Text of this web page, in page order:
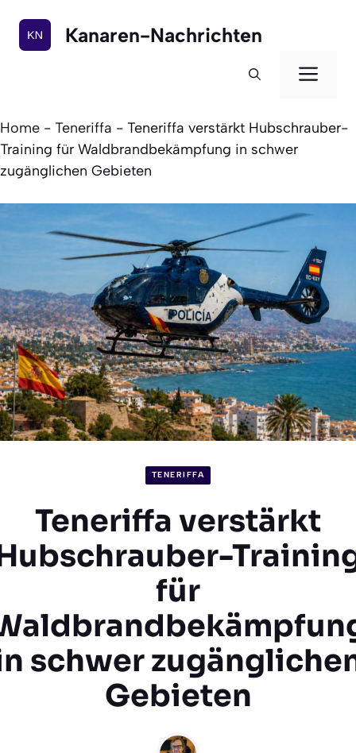
Inhalt
springen
Kanaren-Nachrichten
Home - Teneriffa - Teneriffa verstärkt Hubschrauber-
Training für Waldbrandbekämpfung in schwer
zugänglichen Gebieten
TENERIFFA
Teneriffa verstärkt
für
schwer
Gebieten